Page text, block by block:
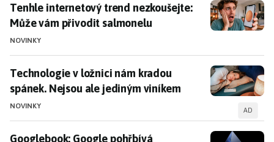
Tenhle internetový trend nezkoušejte: Může vám
Tenhle internetový trend nezkoušejte:
Může vám přivodit salmonelu
NOVINKY
Technologie v ložnici nám kradou spánek. Nejsou
Technologie v ložnici nám kradou
spánek. Nejsou ale jediným viníkem
NOVINKY AD
Googlebook: Google pohřbívá Chromebooky a
Googlebook: Google pohřbívá